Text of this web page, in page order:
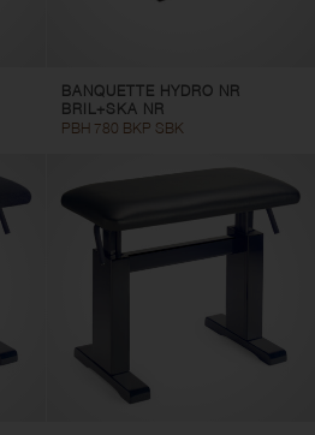
BANQUETTE HYDRO NR
BRIL+SKA NR
PBH 780 BKP SBK